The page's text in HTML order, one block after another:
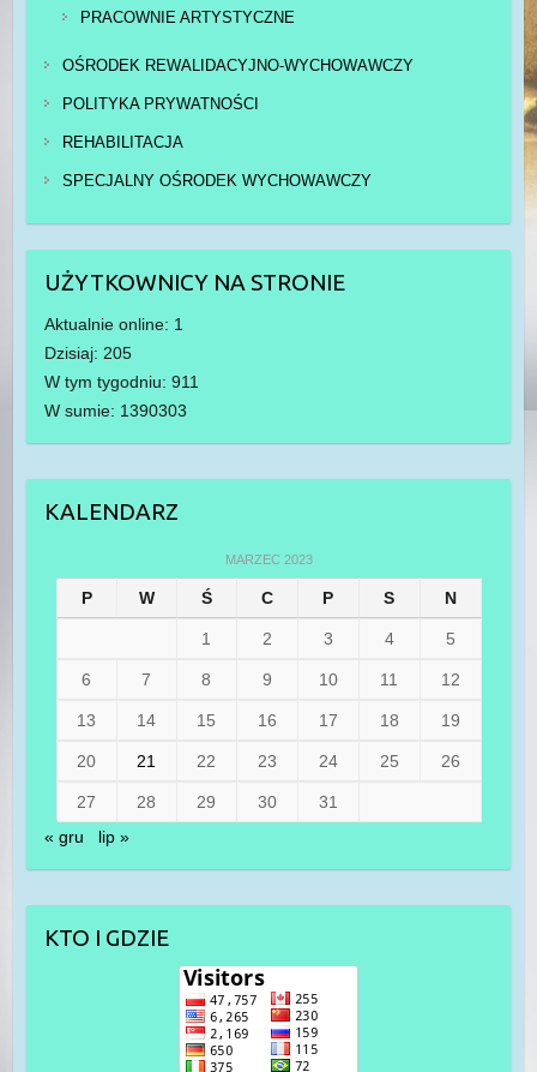
PRACOWNIE ARTYSTYCZNE
OŚRODEK REWALIDACYJNO-WYCHOWAWCZY
POLITYKA PRYWATNOŚCI
REHABILITACJA
SPECJALNY OŚRODEK WYCHOWAWCZY
UŻYTKOWNICY NA STRONIE
Aktualnie online: 1
Dzisiaj: 205
W tym tygodniu: 911
W sumie: 1390303
KALENDARZ
MARZEC 2023
P W Ś C P S N
1 2 3 4 5
6 7 8 9 10 11 12
13 14 15 16 17 18 19
20 21 22 23 24 25 26
27 28 29 30
31
« gru
lip »
KTO I GDZIE